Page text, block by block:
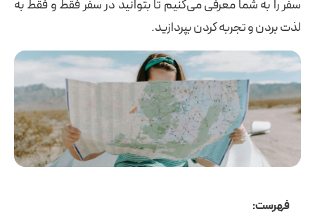
سفر را به شما معرفی می‌کنیم تا بتوانید در سفر فقط و فقط به
لذت بردن و تجربه کردن بپردازید.
فهرست: